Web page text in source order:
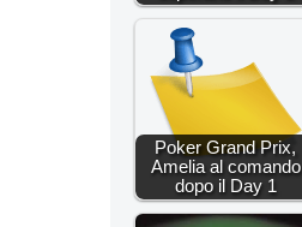
Poker Grand Prix,
Amelia al comando
dopo il Day 1